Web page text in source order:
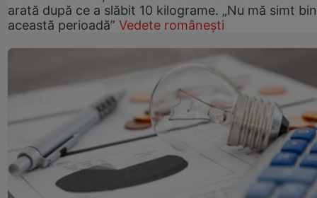
arată după ce a slăbit 10 kilograme. „Nu mă simt
această perioadă” Vedete românești